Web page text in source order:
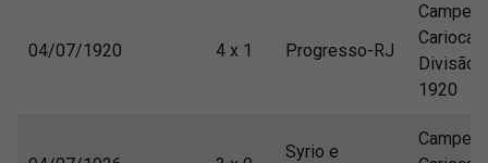
04/07/1920 4 x 1 Progresso-RJ
Carioca/
Divisão
1920
Syrio e